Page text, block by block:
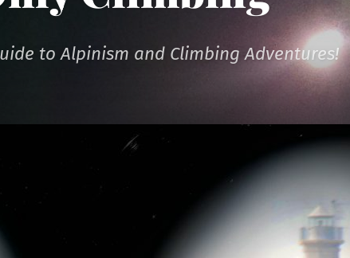
to Alpinism and Climbing Adventures!